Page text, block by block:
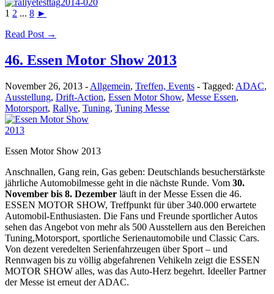
1 2 ... 8 ►
Read Post →
46. Essen Motor Show 2013
November 26, 2013 - Allgemein, Treffen, Events - Tagged: ADAC,
Ausstellung, Drift-Action, Essen Motor Show, Messe Essen,
Motorsport, Rallye, Tuning, Tuning Messe
Essen Motor Show 2013
Anschnallen, Gang rein, Gas geben: Deutschlands besucherstärkste
jährliche Automobilmesse geht in die nächste Runde. Vom 30.
November bis 8. Dezember läuft in der Messe Essen die 46.
ESSEN MOTOR SHOW, Treffpunkt für über 340.000 erwartete
Automobil-Enthusiasten. Die Fans und Freunde sportlicher Autos
sehen das Angebot von mehr als 500 Ausstellern aus den Bereichen
Tuning,Motorsport, sportliche Serienautomobile und Classic Cars.
Von dezent veredelten Serienfahrzeugen über Sport – und
Rennwagen bis zu völlig abgefahrenen Vehikeln zeigt die ESSEN
MOTOR SHOW alles, was das Auto-Herz begehrt. Ideeller Partner
der Messe ist erneut der ADAC.